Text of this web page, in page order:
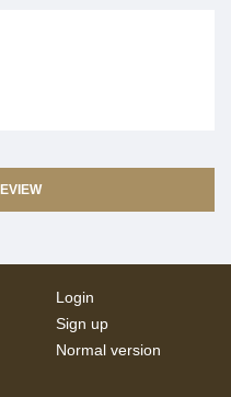
Login
Sign up
Normal version